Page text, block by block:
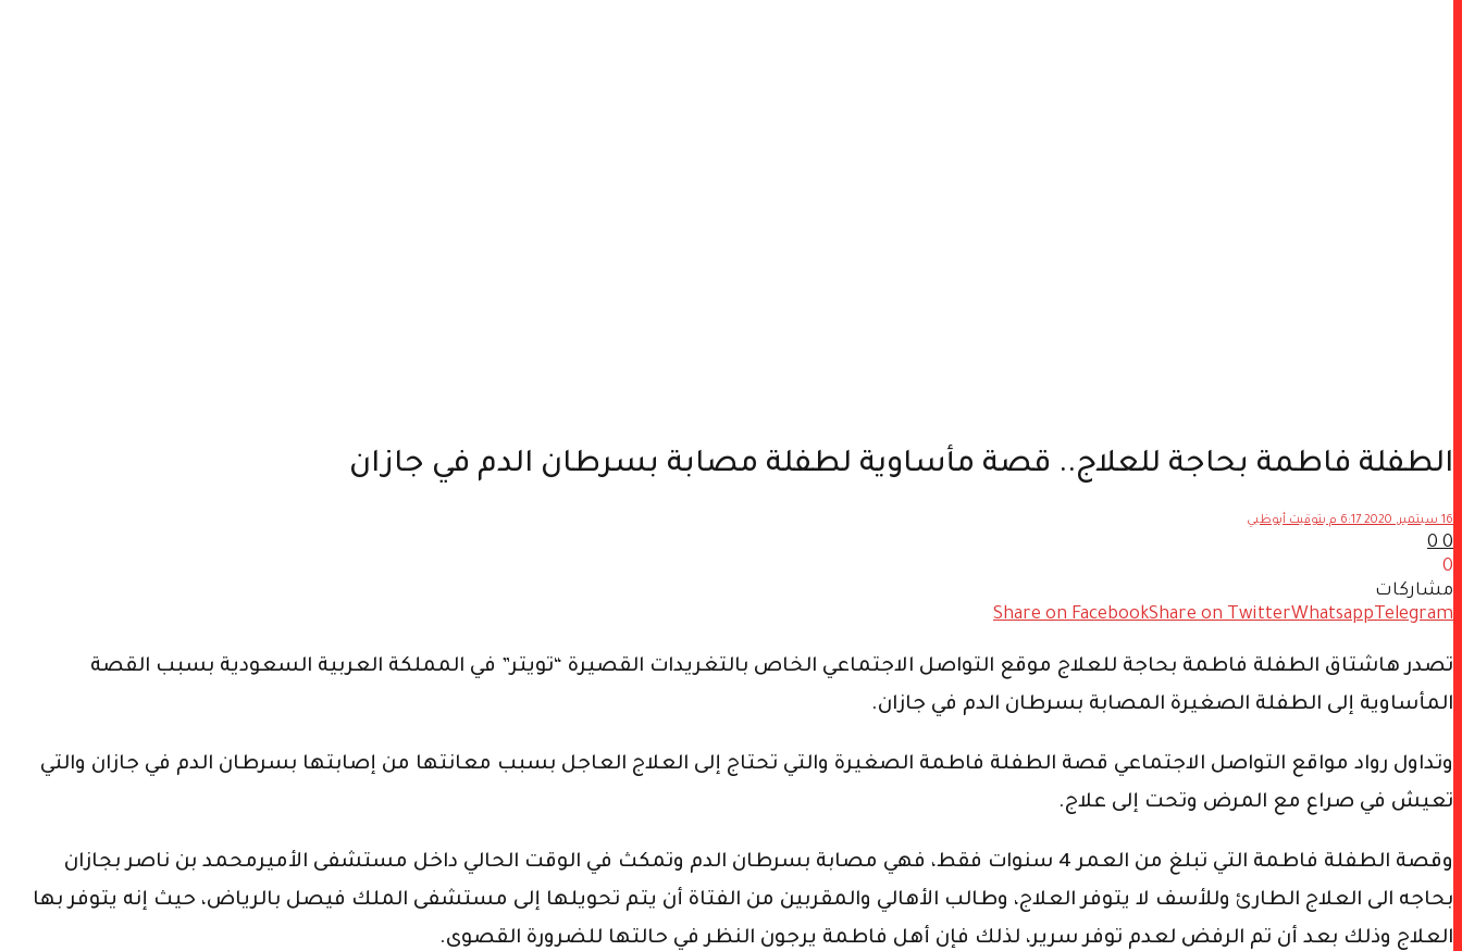
الطفلة فاطمة بحاجة للعلاج.. قصة مأساوية لطفلة مصابة بسرطان الدم في جازان
16 سبتمبر, 2020 6:17 م بتوقيت أبوظبي
0
0
0
مشاركات
Share on FacebookShare on TwitterWhatsappTelegram
تصدر هاشتاق الطفلة فاطمة بحاجة للعلاج موقع التواصل الاجتماعي الخاص بالتغريدات القصيرة “تويتر” في المملكة العربية السعودية بسبب القصة
المأساوية إلى الطفلة الصغيرة المصابة بسرطان الدم في جازان.
وتداول رواد مواقع التواصل الاجتماعي قصة الطفلة فاطمة الصغيرة والتي تحتاج إلى العلاج العاجل بسبب معانتها من إصابتها بسرطان الدم في جازان والتي
تعيش في صراع مع المرض وتحت إلى علاج.
وقصة الطفلة فاطمة التي تبلغ من العمر 4 سنوات فقط، فهي مصابة بسرطان الدم وتمكث في الوقت الحالي داخل مستشفى الأميرمحمد بن ناصر بجازان
بحاجه الى العلاج الطارئ وللأسف لا يتوفر العلاج، وطالب الأهالي والمقربين من الفتاة أن يتم تحويلها إلى مستشفى الملك فيصل بالرياض، حيث إنه يتوفر بها
العلاج وذلك بعد أن تم الرفض لعدم توفر سرير، لذلك فإن أهل فاطمة يرجون النظر في حالتها للضرورة القصوى.